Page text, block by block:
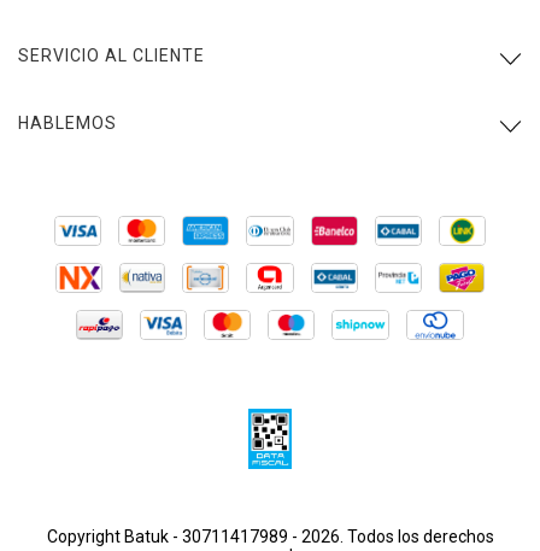
SERVICIO AL CLIENTE
HABLEMOS
Copyright Batuk - 30711417989 - 2026. Todos los derechos